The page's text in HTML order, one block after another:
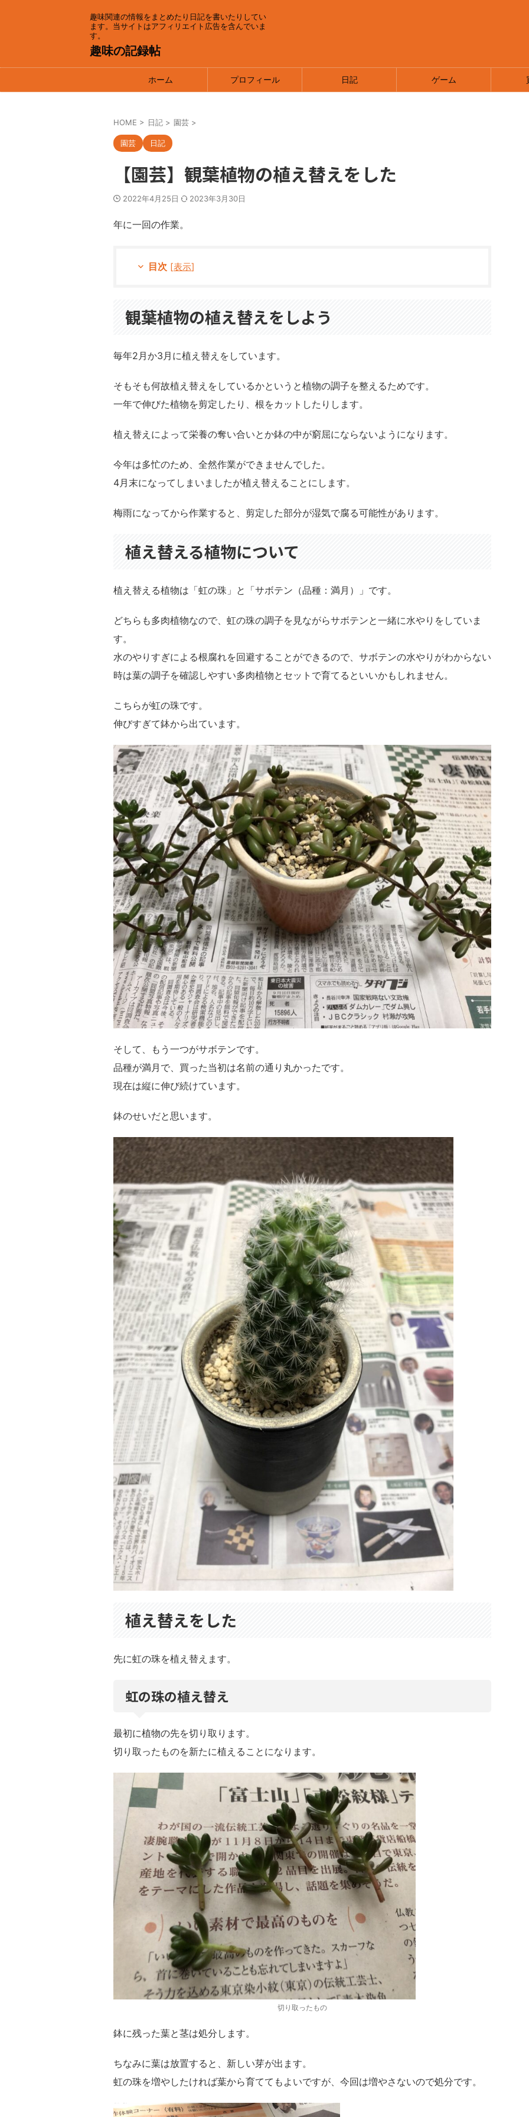
趣味関連の情報をまとめたり日記を書いたりしてい
ます。当サイトはアフィリエイト広告を含んでいま
す。
趣味の記録帖
ホーム プロフィール 日記 ゲーム
HOME > 日記 > 園芸 >
園芸 日記
【園芸】観葉植物の植え替えをした
2022年4月25日 2023年3月30日
年に一回の作業。
目次 [表示]
観葉植物の植え替えをしよう
毎年2月か3月に植え替えをしています。
そもそも何故植え替えをしているかというと植物の調子を整えるためです。
一年で伸びた植物を剪定したり、根をカットしたりします。
植え替えによって栄養の奪い合いとか鉢の中が窮屈にならないようになります。
今年は多忙のため、全然作業ができませんでした。
4月末になってしまいましたが植え替えることにします。
梅雨になってから作業すると、剪定した部分が湿気で腐る可能性があります。
植え替える植物について
植え替える植物は「虹の珠」と「サボテン（品種：満月）」です。
どちらも多肉植物なので、虹の珠の調子を見ながらサボテンと一緒に水やりをしていま
す。
水のやりすぎによる根腐れを回避することができるので、サボテンの水やりがわからない
時は葉の調子を確認しやすい多肉植物とセットで育てるといいかもしれません。
こちらが虹の珠です。
伸びすぎて鉢から出ています。
そして、もう一つがサボテンです。
品種が満月で、買った当初は名前の通り丸かったです。
現在は縦に伸び続けています。
鉢のせいだと思います。
植え替えをした
先に虹の珠を植え替えます。
虹の珠の植え替え
最初に植物の先を切り取ります。
切り取ったものを新たに植えることになります。
切り取ったもの
鉢に残った葉と茎は処分します。
ちなみに葉は放置すると、新しい芽が出ます。
虹の珠を増やしたければ葉から育ててもよいですが、今回は増やさないので処分です。